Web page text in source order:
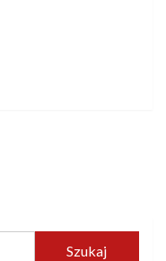
Szukaj